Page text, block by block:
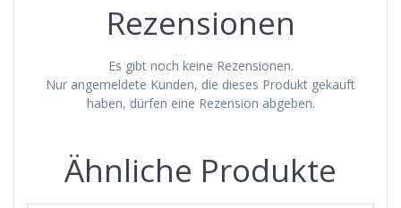
Rezensionen
Es gibt noch keine Rezensionen.
Nur angemeldete Kunden, die dieses Produkt gekauft
haben, dürfen eine Rezension abgeben.
Ähnliche Produkte